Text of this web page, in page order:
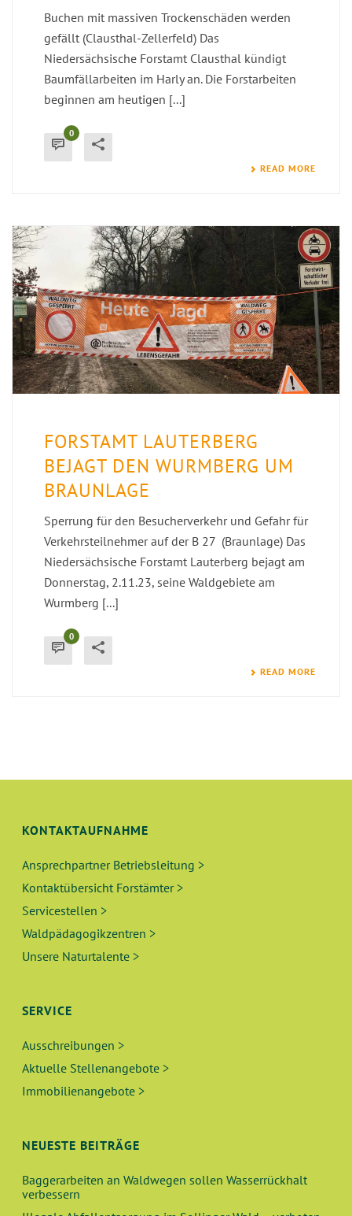
Buchen mit massiven Trockenschäden werden
gefällt (Clausthal-Zellerfeld) Das
Niedersächsische Forstamt Clausthal kündigt
Baumfällarbeiten im Harly an. Die Forstarbeiten
beginnen am heutigen [...]
0
READ MORE
FORSTAMT LAUTERBERG
BEJAGT DEN WURMBERG UM
BRAUNLAGE
Sperrung für den Besucherverkehr und Gefahr für
Verkehrsteilnehmer auf der B 27 (Braunlage) Das
Niedersächsische Forstamt Lauterberg bejagt am
Donnerstag, 2.11.23, seine Waldgebiete am
Wurmberg [...]
0
READ MORE
KONTAKTAUFNAHME
Ansprechpartner Betriebsleitung >
Kontaktübersicht Forstämter >
Servicestellen >
Waldpädagogikzentren >
Unsere Naturtalente >
SERVICE
Ausschreibungen >
Aktuelle Stellenangebote >
Immobilienangebote >
NEUESTE BEITRÄGE
Baggerarbeiten an Waldwegen sollen Wasserrückhalt
verbessern